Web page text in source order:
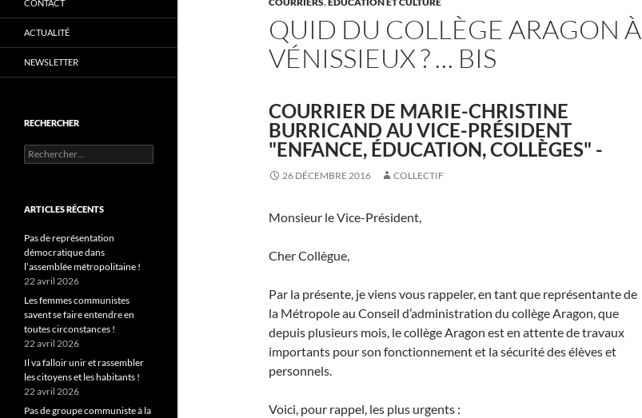
QUID DU COLLÈGE ARAGON À
VÉNISSIEUX ? … BIS
COURRIER DE MARIE-CHRISTINE
BURRICAND AU VICE-PRÉSIDENT
"ENFANCE, ÉDUCATION, COLLÈGES" -
26 DÉCEMBRE 2016 COLLECTIF
Monsieur le Vice-Président,
Cher Collègue,
Par la présente, je viens vous rappeler, en tant que représentante de
la Métropole au Conseil d’administration du collège Aragon, que
depuis plusieurs mois, le collège Aragon est en attente de travaux
importants pour son fonctionnement et la sécurité des élèves et
personnels.
Voici, pour rappel, les plus urgents :
CONTACT
ACTUALITÉ
NEWSLETTER
RECHERCHER
Rechercher :
ARTICLES RÉCENTS
Pas de représentation
démocratique dans
l’assemblée métropolitaine !
22 avril 2026
Les femmes communistes
savent se faire entendre en
toutes circonstances !
22 avril 2026
Il va falloir unir et rassembler
les citoyens et les habitants !
22 avril 2026
Pas de groupe communiste à la